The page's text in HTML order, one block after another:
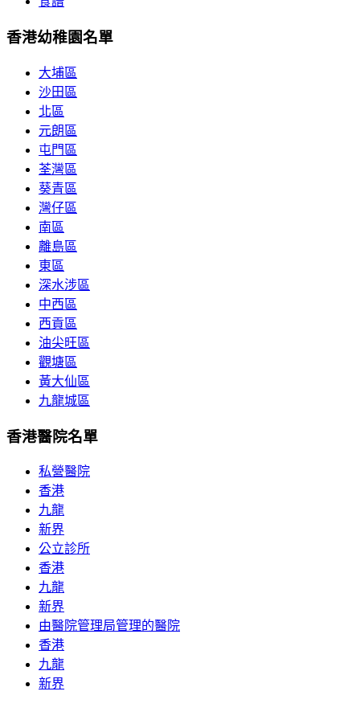
香港幼稚園名單
大埔區
沙田區
北區
元朗區
屯門區
荃灣區
葵青區
灣仔區
南區
離島區
東區
深水涉區
中西區
西貢區
油尖旺區
觀塘區
黃大仙區
九龍城區
香港醫院名單
私營醫院
香港
九龍
新界
公立診所
香港
九龍
新界
由醫院管理局管理的醫院
香港
九龍
新界